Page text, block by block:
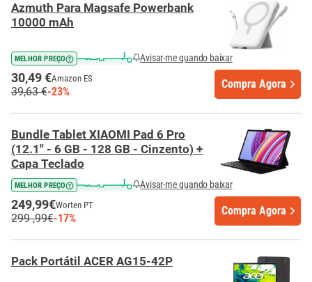
Azmuth Para Magsafe Powerbank
10000 mAh
MELHOR PREÇO Avisar-me quando baixar
30,49 €Amazon ES
39,63 €-23%
Compra Agora
Bundle Tablet XIAOMI Pad 6 Pro
(12.1'' - 6 GB - 128 GB - Cinzento) +
Capa Teclado
MELHOR PREÇO Avisar-me quando baixar
249,99€Worten PT
299 ,99€-17%
Compra Agora
Pack Portátil ACER AG15-42P